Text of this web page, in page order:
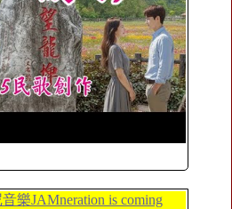
樂JAMneration is coming